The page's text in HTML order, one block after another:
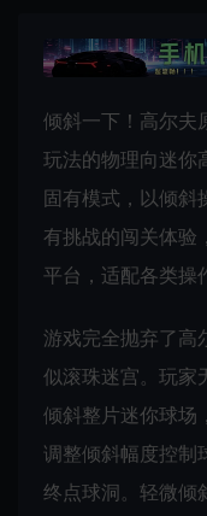
倾斜一下！高尔
玩法的物理向迷你
固有模式，以倾斜
有挑战的闯关体验
平台，适配各类操
游戏完全抛弃了高
似滚珠迷宫。玩家
倾斜整片迷你球场
调整倾斜幅度控制
终点球洞。轻微倾